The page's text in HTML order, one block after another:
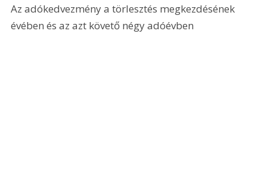
Az adókedvezmény a törlesztés megkezdésének
évében és az azt követő négy adóévben